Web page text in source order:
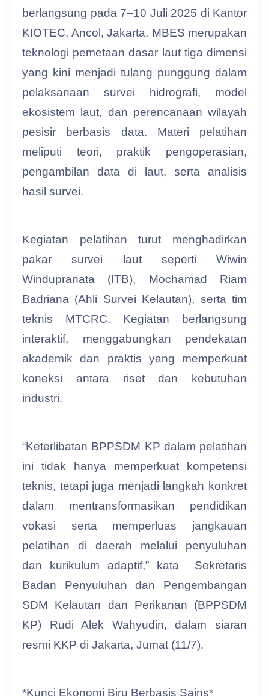
berlangsung pada 7–10 Juli 2025 di Kantor
KIOTEC, Ancol, Jakarta. MBES merupakan
teknologi pemetaan dasar laut tiga dimensi
yang kini menjadi tulang punggung dalam
pelaksanaan survei hidrografi, model
ekosistem laut, dan perencanaan wilayah
pesisir berbasis data. Materi pelatihan
meliputi teori, praktik pengoperasian,
pengambilan data di laut, serta analisis
hasil survei.
Kegiatan pelatihan turut menghadirkan
pakar survei laut seperti Wiwin
Windupranata (ITB), Mochamad Riam
Badriana (Ahli Survei Kelautan), serta tim
teknis MTCRC. Kegiatan berlangsung
interaktif, menggabungkan pendekatan
akademik dan praktis yang memperkuat
koneksi antara riset dan kebutuhan
industri.
“Keterlibatan BPPSDM KP dalam pelatihan
ini tidak hanya memperkuat kompetensi
teknis, tetapi juga menjadi langkah konkret
dalam mentransformasikan pendidikan
vokasi serta memperluas jangkauan
pelatihan di daerah melalui penyuluhan
dan kurikulum adaptif,” kata Sekretaris
Badan Penyuluhan dan Pengembangan
SDM Kelautan dan Perikanan (BPPSDM
KP) Rudi Alek Wahyudin, dalam siaran
resmi KKP di Jakarta, Jumat (11/7).
*Kunci Ekonomi Biru Berbasis Sains*